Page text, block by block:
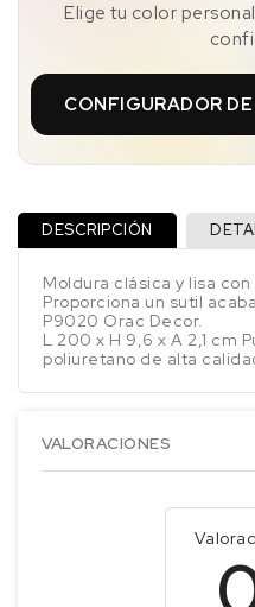
Elige tu color
CONFIGURADOR
DESCRIPCIÓN
Moldura clásica y lisa
Proporciona un sutil
P9020 Orac Decor.
L 200 x H 9,6 x A 2,1 cm
poliuretano de alta
VALORACIONES